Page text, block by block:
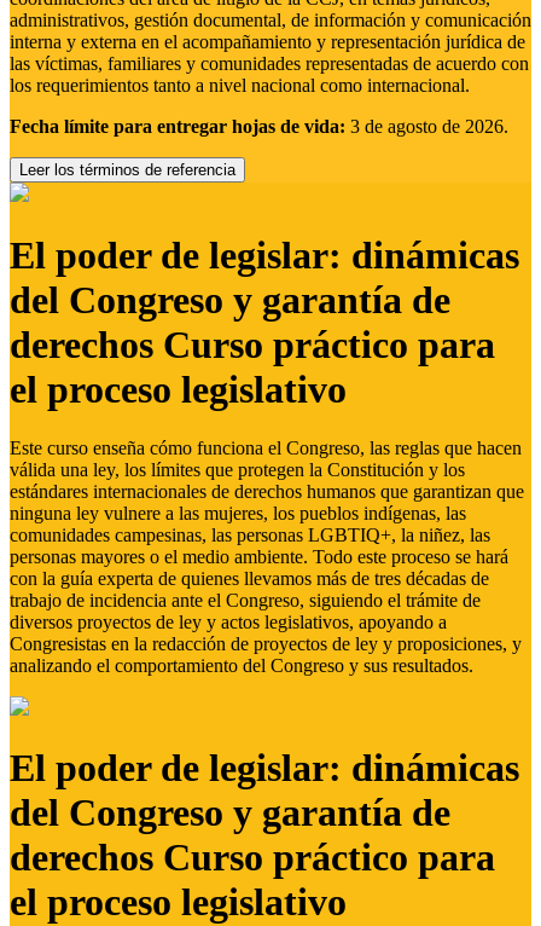
administrativos, gestión documental, de información y comunicación
interna y externa en el acompañamiento y representación jurídica de
las víctimas, familiares y comunidades representadas de acuerdo con
los requerimientos tanto a nivel nacional como internacional.
Fecha límite para entregar hojas de vida: 3 de agosto de 2026.
Leer los términos de referencia
El poder de legislar: dinámicas
del Congreso y garantía de
derechos Curso práctico para
el proceso legislativo
Este curso enseña cómo funciona el Congreso, las reglas que hacen
válida una ley, los límites que protegen la Constitución y los
estándares internacionales de derechos humanos que garantizan que
ninguna ley vulnere a las mujeres, los pueblos indígenas, las
comunidades campesinas, las personas LGBTIQ+, la niñez, las
personas mayores o el medio ambiente. Todo este proceso se hará
con la guía experta de quienes llevamos más de tres décadas de
trabajo de incidencia ante el Congreso, siguiendo el trámite de
diversos proyectos de ley y actos legislativos, apoyando a
Congresistas en la redacción de proyectos de ley y proposiciones, y
analizando el comportamiento del Congreso y sus resultados.
El poder de legislar: dinámicas
del Congreso y garantía de
derechos Curso práctico para
el proceso legislativo